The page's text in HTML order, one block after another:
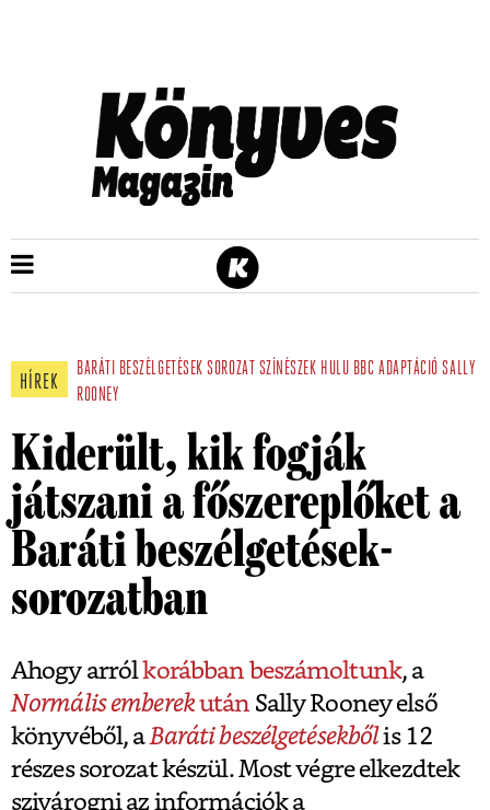
HÍREK
BARÁTI BESZÉLGETÉSEK SOROZAT SZÍNÉSZEK HULU BBC ADAPTÁCIÓ SALLY
ROONEY
Kiderült, kik fogják
játszani a főszereplőket a
Baráti beszélgetések-
sorozatban
Ahogy arrólkorábban beszámoltunk, a
Normális emberekután Sally Rooney első
könyvéből, aBaráti beszélgetésekbőlis 12
részes sorozat készül. Most végre elkezdtek
szivárogni az információk a